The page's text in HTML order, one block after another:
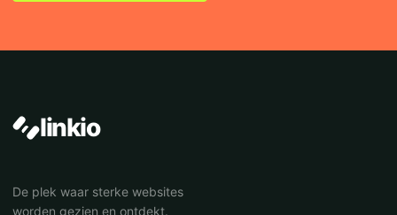
linkio
De plek waar sterke websites
worden gezien en ontdekt.